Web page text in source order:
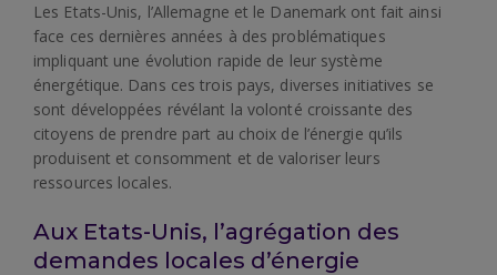
Les Etats-Unis, l’Allemagne et le Danemark ont fait ainsi
face ces dernières années à des problématiques
impliquant une évolution rapide de leur système
énergétique. Dans ces trois pays, diverses initiatives se
sont développées révélant la volonté croissante des
citoyens de prendre part au choix de l’énergie qu’ils
produisent et consomment et de valoriser leurs
ressources locales.
Aux Etats-Unis, l’agrégation des
demandes locales d’énergie